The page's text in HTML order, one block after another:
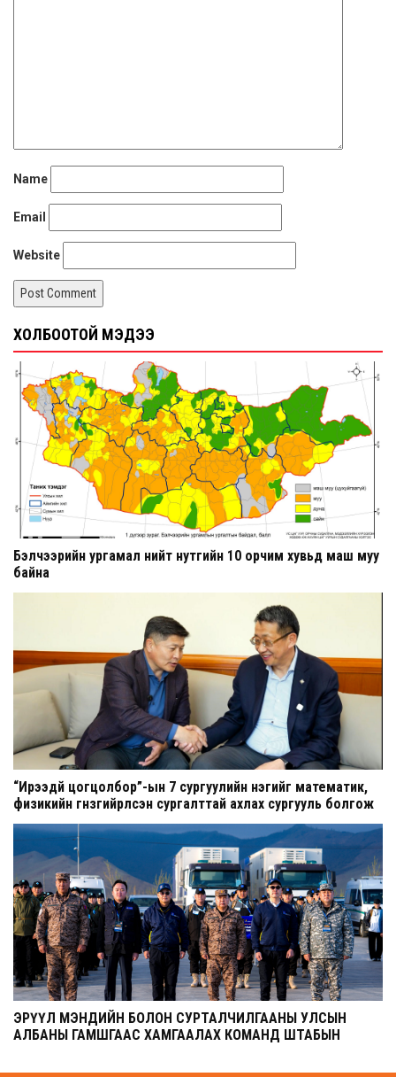
Name
Email
Website
ХОЛБООТОЙ МЭДЭЭ
Бэлчээрийн ургамал нийт нутгийн 10 орчим хувьд маш муу
байна
“Ирээдүй цогцолбор”-ын 7 сургуулийн нэгийг математик,
физикийн гүнзгийрүүлсэн сургалттай ахлах сургууль болгож
шинэчилнэ
ЭРҮҮЛ МЭНДИЙН БОЛОН СУРТАЛЧИЛГААНЫ УЛСЫН
АЛБАНЫ ГАМШГААС ХАМГААЛАХ КОМАНД ШТАБЫН